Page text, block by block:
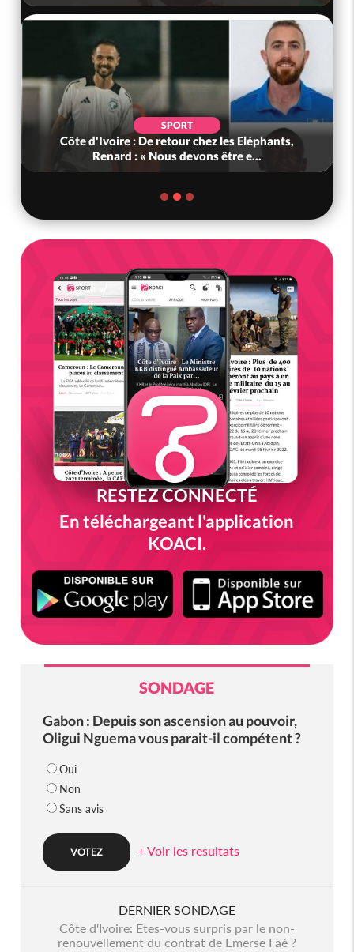
SPORT
Côte d'Ivoire : De retour chez les Eléphants,
Renard : « Nous devons être e...
RESTEZ CONNECTÉ
En téléchargeant l'application
KOACI.
SONDAGE
Gabon : Depuis son ascension au pouvoir,
Oligui Nguema vous parait-il compétent ?
Oui
Non
Sans avis
+ Voir les resultats
DERNIER SONDAGE
Côte d'Ivoire: Etes-vous surpris par le non-
renouvellement du contrat de Emerse Faé ?